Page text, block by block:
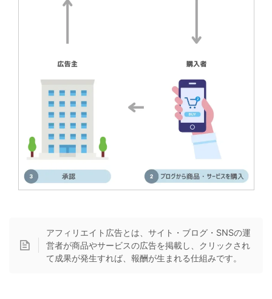
アフィリエイト広告とは、サイト・ブログ・SNSの運
営者が商品やサービスの広告を掲載し、クリックされ
て成果が発生すれば、報酬が生まれる仕組みです。